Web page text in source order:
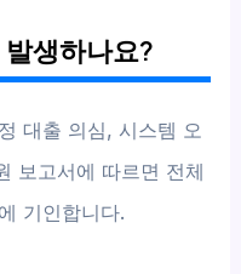
발생하나요?
대출 의심, 시스템 오
보고서에 따르면 전체
기인합니다.